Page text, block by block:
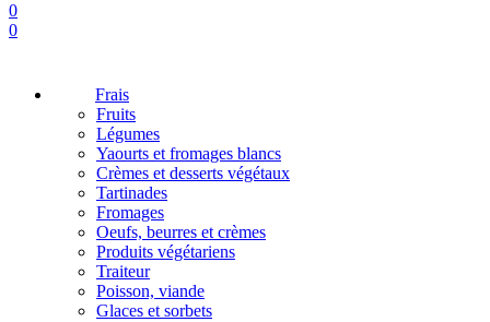
0
0
Frais
Fruits
Légumes
Yaourts et fromages blancs
Crèmes et desserts végétaux
Tartinades
Fromages
Oeufs, beurres et crèmes
Produits végétariens
Traiteur
Poisson, viande
Glaces et sorbets